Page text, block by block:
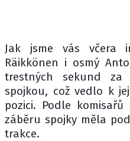
Jak jsme vás včera
Räikkönen i osmý
trestných sekund
spojkou, což vedlo k
pozici. Podle
záběru spojky měla
trakce.